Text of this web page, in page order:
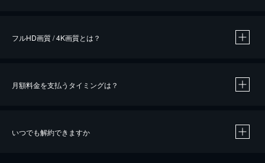
※40％ポイント還元の対象は、クレジットカード決済による作品の購入 / レンタルです。
フルHD画質 / 4K画質とは？
月額料金を支払うタイミングは？
いつでも解約できますか